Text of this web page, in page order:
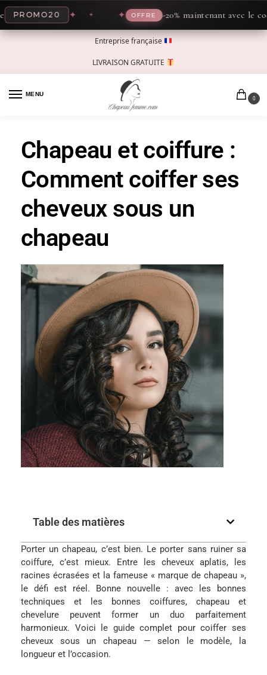
✦ ✦ OFFRE -20% maintenant avec le code
Entreprise française
LIVRAISON GRATUITE
MENU
0
Chapeau et coiffure :
Comment coiffer ses
cheveux sous un
chapeau
Table des matières
Porter un chapeau, c’est bien. Le porter sans ruiner sa
coiffure, c’est mieux. Entre les cheveux aplatis, les
racines écrasées et la fameuse « marque de chapeau »,
le défi est réel. Bonne nouvelle : avec les bonnes
techniques et les bonnes coiffures, chapeau et
chevelure peuvent former un duo parfaitement
harmonieux. Voici le guide complet pour coiffer ses
cheveux sous un chapeau — selon le modèle, la
longueur et l’occasion.